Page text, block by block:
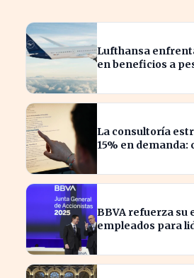
Lufthansa
en beneficios a
La consultoría
15% en demanda:
BBVA refuerza su
empleados para